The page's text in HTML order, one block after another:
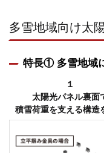
多雪地域向け太
特長① 多雪地域
１
太陽光パネル裏面
積雪荷重を支える構造